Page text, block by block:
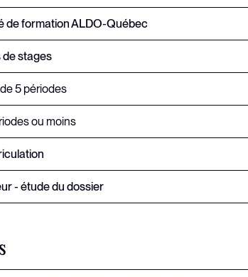
de formation ALDO-Québec
stages
5 périodes
ou moins
- étude du dossier